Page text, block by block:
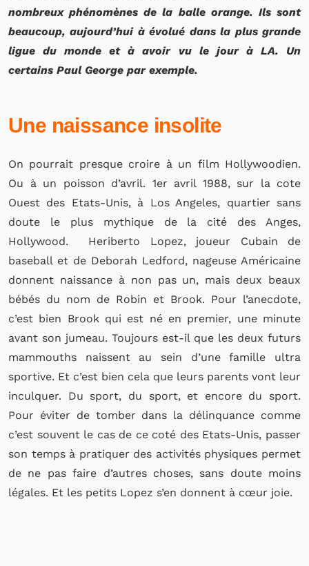
nombreux phénomènes de la balle orange. Ils sont
beaucoup, aujourd’hui à évolué dans la plus grande
ligue du monde et à avoir vu le jour à LA. Un
certains Paul George par exemple.
Une naissance insolite
On pourrait presque croire à un film Hollywoodien.
Ou à un poisson d’avril. 1er avril 1988, sur la cote
Ouest des Etats-Unis, à Los Angeles, quartier sans
doute le plus mythique de la cité des Anges,
Hollywood. Heriberto Lopez, joueur Cubain de
baseball et de Deborah Ledford, nageuse Américaine
donnent naissance à non pas un, mais deux beaux
bébés du nom de Robin et Brook. Pour l’anecdote,
c’est bien Brook qui est né en premier, une minute
avant son jumeau. Toujours est-il que les deux futurs
mammouths naissent au sein d’une famille ultra
sportive. Et c’est bien cela que leurs parents vont leur
inculquer. Du sport, du sport, et encore du sport.
Pour éviter de tomber dans la délinquance comme
c’est souvent le cas de ce coté des Etats-Unis, passer
son temps à pratiquer des activités physiques permet
de ne pas faire d’autres choses, sans doute moins
légales. Et les petits Lopez s’en donnent à cœur joie.